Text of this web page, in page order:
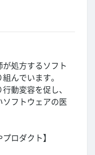
処方するソフト
んでいます。
動変容を促し、
フトウェアの医
ロダクト】